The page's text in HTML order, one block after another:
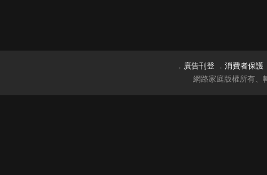
． 廣告刊登 ． 消費者保護
網路家庭版權所有、